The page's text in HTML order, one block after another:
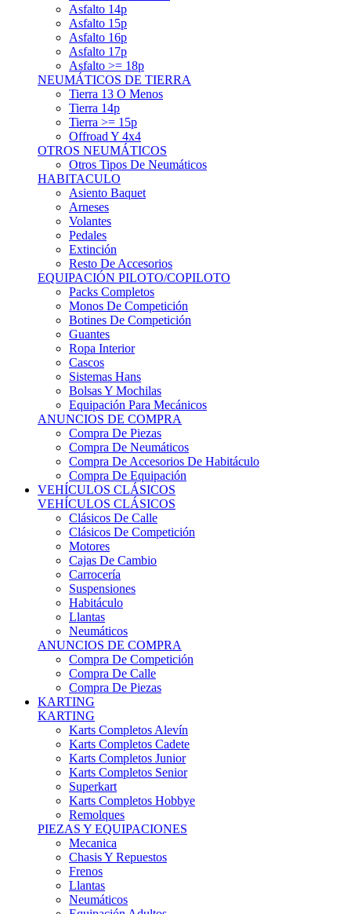
Asfalto 14p
Asfalto 15p
Asfalto 16p
Asfalto 17p
Asfalto >= 18p
NEUMÁTICOS DE TIERRA
Tierra 13 O Menos
Tierra 14p
Tierra >= 15p
Offroad Y 4x4
OTROS NEUMÁTICOS
Otros Tipos De Neumáticos
HABITACULO
Asiento Baquet
Arneses
Volantes
Pedales
Extinción
Resto De Accesorios
EQUIPACIÓN PILOTO/COPILOTO
Packs Completos
Monos De Competición
Botines De Competición
Guantes
Ropa Interior
Cascos
Sistemas Hans
Bolsas Y Mochilas
Equipación Para Mecánicos
ANUNCIOS DE COMPRA
Compra De Piezas
Compra De Neumáticos
Compra De Accesorios De Habitáculo
Compra De Equipación
VEHÍCULOS CLÁSICOS
VEHÍCULOS CLÁSICOS
Clásicos De Calle
Clásicos De Competición
Motores
Cajas De Cambio
Carrocería
Suspensiones
Habitáculo
Llantas
Neumáticos
ANUNCIOS DE COMPRA
Compra De Competición
Compra De Calle
Compra De Piezas
KARTING
KARTING
Karts Completos Alevín
Karts Completos Cadete
Karts Completos Junior
Karts Completos Senior
Superkart
Karts Completos Hobbye
Remolques
PIEZAS Y EQUIPACIONES
Mecanica
Chasis Y Repuestos
Frenos
Llantas
Neumáticos